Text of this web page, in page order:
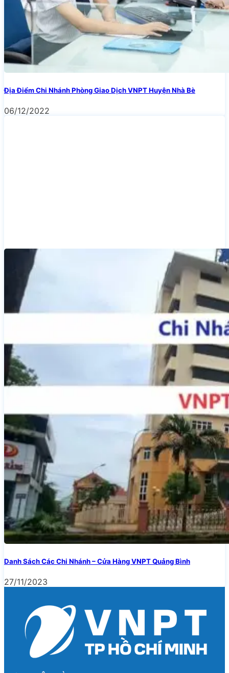
Địa Điểm Chi Nhánh Phòng Giao Dịch VNPT Huyện Nhà Bè
06/12/2022
Danh Sách Các Chi Nhánh – Cửa Hàng VNPT Quảng Bình
27/11/2023